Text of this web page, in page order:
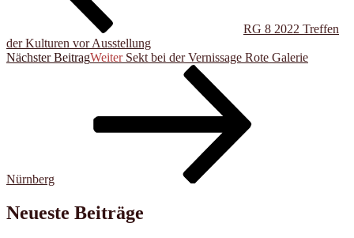
RG 8 2022 Treffen
der Kulturen vor Ausstellung
Nächster BeitragWeiter Sekt bei der Vernissage Rote Galerie
Nürnberg
Neueste Beiträge